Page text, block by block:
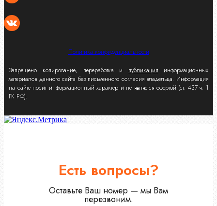
Политика конфиденциальности
Запрещено копирование, переработка и публикация информационных
материалов данного сайта без письменного согласия владельца. Информация
на сайте носит информационный характер и не является офертой (ст. 437 ч. 1
ГК РФ).
Есть вопросы?
Оставьте Ваш номер — мы Вам
перезвоним.